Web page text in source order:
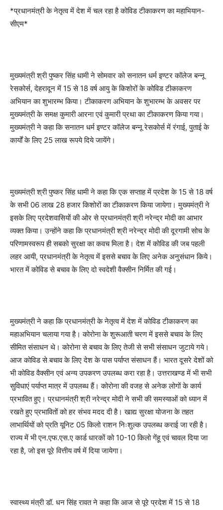
*प्रधानमंत्री के नेतृत्व में देश में चल रहा है कोविड टीकाकरण का महाभियान-
सीएम*
मुख्यमंत्री श्री पुष्कर सिंह धामी ने सोमवार को सनातन धर्म इण्टर कॉलेज बन्नू
रेसकोर्स, देहरादून में 15 से 18 वर्ष आयु के किशोरों के कोविड टीकाकरण
अभियान का शुभारम्भ किया। टीकाकरण अभियान के शुभारम्भ के अवसर पर
मुख्यमंत्री के समक्ष कुमारी आरना एवं कुमारी प्रथा का टीकाकरण किया गया।
मुख्यमंत्री ने कहा कि सनातन धर्म इण्टर कॉलेज बन्नू रेसकोर्स में रंगाई, पुताई के
कार्यों के लिए 25 लाख रूपये दिये जायेंंगे।
मुख्यमंत्री श्री पुष्कर सिंह धामी ने कहा कि एक सप्ताह में प्रदेश के 15 से 18 वर्ष
के सभी 06 लाख 28 हजार किशोरों का टीकाकरण किया जायेगा। मुख्यमंत्री ने
इसके लिए प्रदेशवासियों की ओर से प्रधानमंत्री श्री नरेन्द्र मोदी का आभार
व्यक्त किया। उन्होंने कहा कि प्रधानमंत्री श्री नरेन्द्र मोदी की दूरगामी सोच के
परिणामस्वरूप ही सबको सुरक्षा का कवच मिला है। देश में कोविड की जब पहली
लहर आयी, प्रधानमंत्री के नेतृत्व में इससे बचाव के लिए अनेक अनुसंधान किये।
भारत में कोविड से बचाव के लिए दो स्वदेशी वैक्सीन निर्मित की गई।
मुख्यमंत्री ने कहा कि प्रधानमंत्री के नेतृत्व में देश में कोविड टीकाकरण का
महाअभियान चलाया गया है। कोरोना के शुरूआती चरण में इससे बचाव के लिए
सीमित संसाधन थे। कोरोना से बचाव के लिए तेजी से सभी संसाधन जुटाये गये।
आज कोविड से बचाव के लिए देश के पास पर्याप्त संसाधन हैं। भारत दूसरे देशों को
भी कोविड वैक्सीन एवं अन्य उपकरण उपलब्ध करा रहा है। उत्तराखण्ड में भी सभी
सुविधाएं पर्याप्त मात्र में उपलब्ध हैं। कोरोना की वजह से अनेक लोगों के कार्य
प्रभावित हुए। प्रधानमंत्री श्री नरेन्द्र मोदी ने सभी की समस्याओं को ध्यान में
रखते हुए प्रभावितों को हर संभव मदद दी है। खाद्य सुरक्षा योजना के तहत
लाभार्थियों को प्रति यूनिट 05 किलो राशन निःशुल्क उपलब्ध कराई जा रही है।
राज्य में भी एन.एफ.एस.ए कार्ड धारकों को 10-10 किलो गेंहू एवं चावल दिया जा
रहा है, जो इस पूरे वित्तीय वर्ष में दिया जायेगा।
स्वास्थ्य मंत्री डॉ. धन सिंह रावत ने कहा कि आज से पूरे प्रदेश में 15 से 18